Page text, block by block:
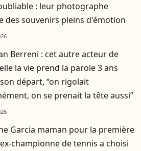
: leur photographe
des souvenirs pleins d'émotion
Berreni : cet autre acteur de
la vie prend la parole 3 ans
départ, “on rigolait
on se prenait la tête aussi”
Garcia maman pour la première
championne de tennis a choisi